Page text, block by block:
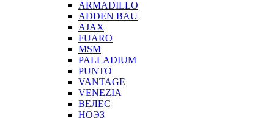
ARMADILLO
ADDEN BAU
AJAX
FUARO
MSM
PALLADIUM
PUNTO
VANTAGE
VENEZIA
ВЕЛЕС
НОЭЗ